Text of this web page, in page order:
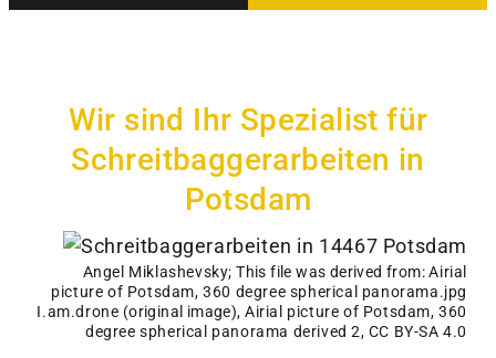
Wir sind Ihr Spezialist für
Schreitbaggerarbeiten in
Potsdam
Angel Miklashevsky; This file was derived from:Airial
picture of Potsdam, 360 degree spherical panorama.jpg
I.am.drone (original image), Airial picture of Potsdam, 360
degree spherical panorama derived 2, CC BY-SA 4.0